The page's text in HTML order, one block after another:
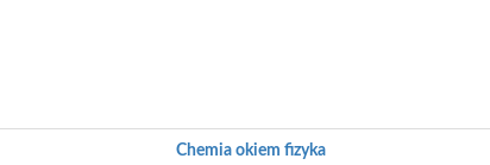
Chemia okiem fizyka